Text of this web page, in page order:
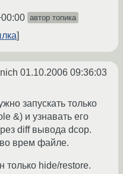
автор топика
01.10.2006 09:36:03
запускать только
&) и узнавать его
diff вывода dcop.
врем файле.
только hide/restore.